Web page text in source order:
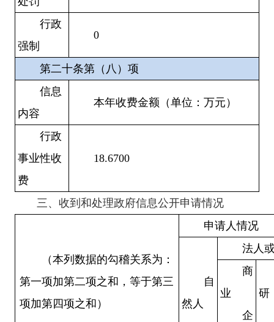
行政
强制
0
第二十条第（八）项
信息
内容
本年收费金额（单位：万元）
行政
事业性收
费
18.6700
三、收到和处理政府信息公开申请情况
（本列数据的勾稽关系为：
第一项加第二项之和，等于第三
项加第四项之和）
申请人情况
自
然人
法人
商
业
企
研